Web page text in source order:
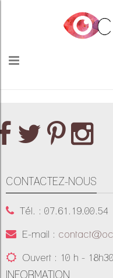
CONTACTEZ-NOUS
Tél. : 07.61.19.00.54
E-mail :
Ouvert : 10 h -
INFORMATION